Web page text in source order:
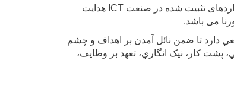
تعهد شرکت کاسپین ورنا برای ارائه محصولات و خدمات باکیفیت، این شرکت را به انتخاب محصولات و برندهای شناخته شده با استانداردهای تثبیت شده در صنعت ICT هدایت
می باشد.
دارد تا ضمن نائل آمدن بر اهداف و چشم
پشت کار، نيک انگاري، تعهد بر وظايف،